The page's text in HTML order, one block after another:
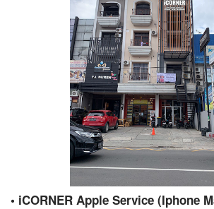
• iCORNER Apple Service (Iphone